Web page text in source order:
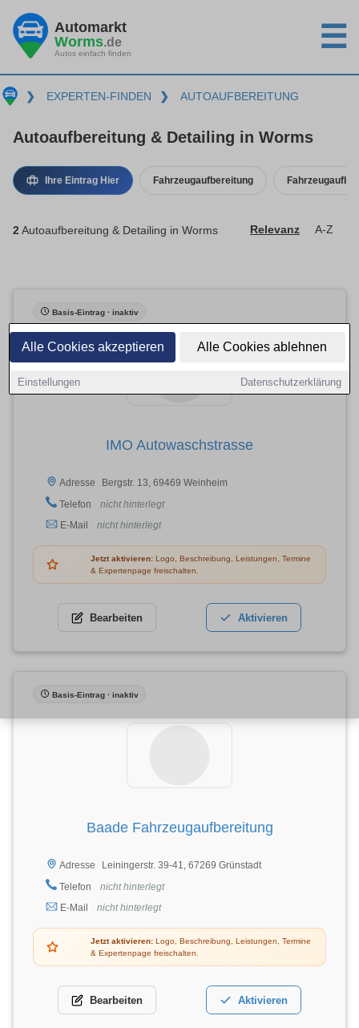
Alle Cookies akzeptieren Alle Cookies ablehnen
Einstellungen Datenschutzerklärung
Automarkt
Worms.de
Autos einfach finden ☰
❯ EXPERTEN-FINDEN ❯ AUTOAUFBEREITUNG
Autoaufbereitung & Detailing in Worms
Ihre Eintrag Hier Fahrzeugaufbereitung
2 Autoaufbereitung & Detailing in Worms Relevanz A-Z
Basis-Eintrag · inaktiv
IMO Autowaschstrasse
Adresse
Bergstr. 13, 69469 Weinheim
Telefon
nicht hinterlegt
E-Mail
nicht hinterlegt
Jetzt aktivieren: Logo, Beschreibung, Leistungen, Termine
& Expertenpage freischalten.
Bearbeiten Aktivieren
Basis-Eintrag · inaktiv
Baade Fahrzeugaufbereitung
Adresse
Leiningerstr. 39-41, 67269 Grünstadt
Telefon
nicht hinterlegt
E-Mail
nicht hinterlegt
Jetzt aktivieren: Logo, Beschreibung, Leistungen, Termine
& Expertenpage freischalten.
Bearbeiten Aktivieren